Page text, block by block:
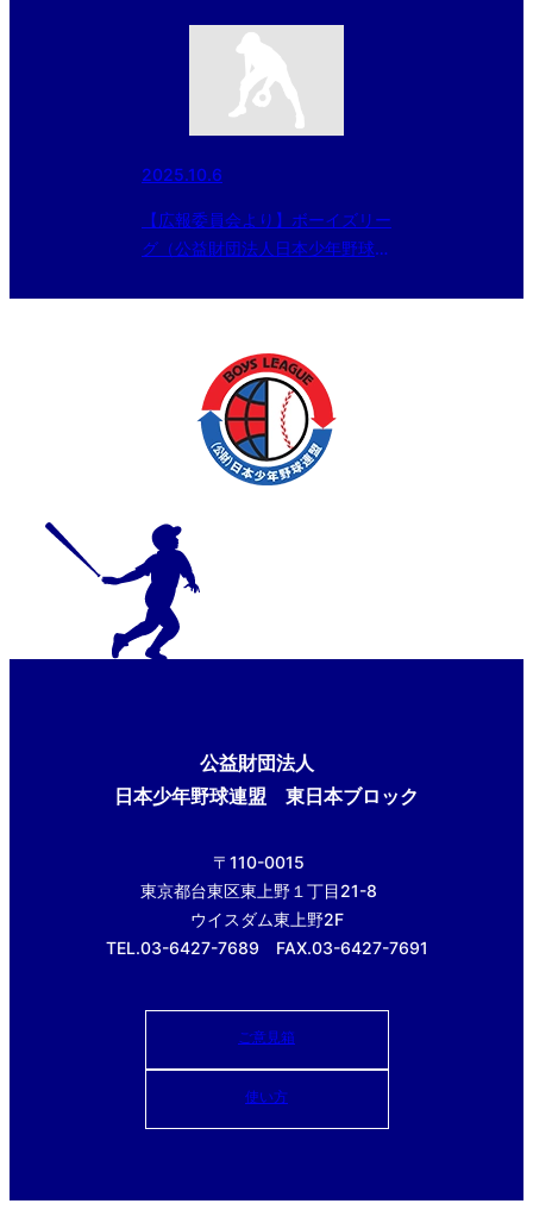
記事掲載
2025.10.6
【広報委員会より】ボーイズリー
グ（公益財団法人日本少年野球連
公益財団法人
日本少年野球連盟 東日本ブロック
〒110-0015
東京都台東区東上野１丁目21-8
ウイスダム東上野2F
TEL.03-6427-7689 FAX.03-6427-7691
ご意見箱
使い方